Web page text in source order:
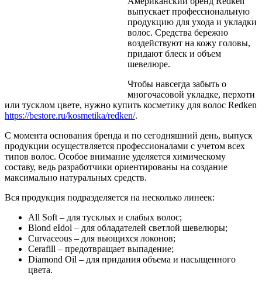
выпускает профессиональную
продукцию для ухода и укладки
волос. Средства бережно
воздействуют на кожу головы,
придают блеск и объем
шевелюре.
Чтобы навсегда забыть о
многочасовой укладке, перхоти
или тусклом цвете, нужно купить косметику для волос Redken
https://bestore.ru/kosmetika/redken/.
С момента основания бренда и по сегодняшний день, выпуск
продукции осуществляется профессионалами с учетом всех
типов волос. Особое внимание уделяется химическому
составу, ведь разработчики ориентированы на создание
максимально натуральных средств.
Вся продукция подразделяется на несколько линеек:
All Soft – для тусклых и слабых волос;
Blond eIdol – для обладателей светлой шевелюры;
Curvaceous – для вьющихся локонов;
Cerafill – предотвращает выпадение;
Diamond Oil – для придания объема и насыщенного
цвета.